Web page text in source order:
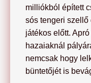
milliókból épített
sós tengeri szellő
játékos előtt.
hazaiaknál
nemcsak hogy
büntetőjét is